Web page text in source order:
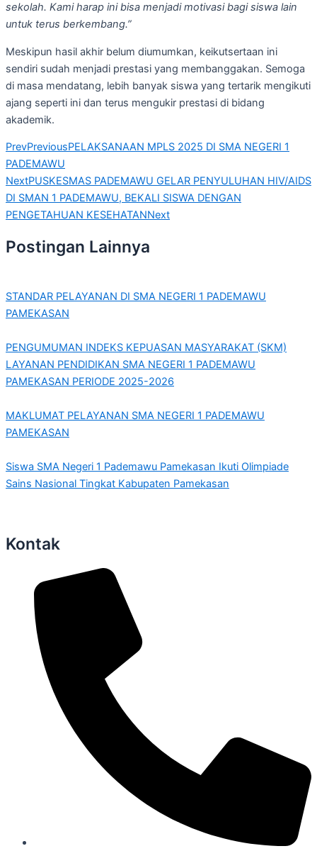
sekolah. Kami harap ini bisa menjadi motivasi bagi siswa lain
untuk terus berkembang.”
Meskipun hasil akhir belum diumumkan, keikutsertaan ini
sendiri sudah menjadi prestasi yang membanggakan. Semoga
di masa mendatang, lebih banyak siswa yang tertarik mengikuti
ajang seperti ini dan terus mengukir prestasi di bidang
akademik.
PrevPreviousPELAKSANAAN MPLS 2025 DI SMA NEGERI 1
PADEMAWU
NextPUSKESMAS PADEMAWU GELAR PENYULUHAN HIV/AIDS
DI SMAN 1 PADEMAWU, BEKALI SISWA DENGAN
PENGETAHUAN KESEHATANNext
Postingan Lainnya
STANDAR PELAYANAN DI SMA NEGERI 1 PADEMAWU
PAMEKASAN
PENGUMUMAN INDEKS KEPUASAN MASYARAKAT (SKM)
LAYANAN PENDIDIKAN SMA NEGERI 1 PADEMAWU
PAMEKASAN PERIODE 2025-2026
MAKLUMAT PELAYANAN SMA NEGERI 1 PADEMAWU
PAMEKASAN
Siswa SMA Negeri 1 Pademawu Pamekasan Ikuti Olimpiade
Sains Nasional Tingkat Kabupaten Pamekasan
Kontak